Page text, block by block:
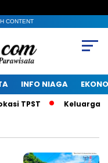
CONTENT
INFO NIAGA
TPST Keluarga Alm